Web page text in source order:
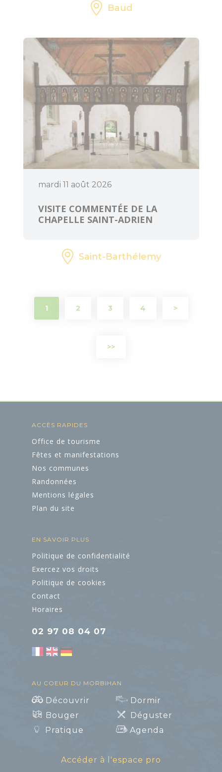
Art et Culture
Baud
mardi 11 août 2026
VISITE COMMENTÉE DE LA
CHAPELLE SAINT-ADRIEN
Saint-Barthélemy
1 2 3 4 >
>>
ACCÈS RAPIDES
Office de tourisme
Fêtes et manifestations
Nos communes
Randonnées
Mentions légales
Plan du site
EN SAVOIR PLUS
Politique de confidentialité
Exercez vos droits
Politique de cookies
Contact
Horaires
02 97 08 04 07
AU COEUR DU MORBIHAN
Découvrir
Dormir
Bouger
Déguster
Pratique
Agenda
Accéder à l'espace pro